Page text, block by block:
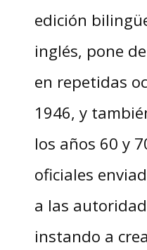
edición
inglés, pone
en repetidas
1946, y
los años 60 y
oficiales
a las
instando a